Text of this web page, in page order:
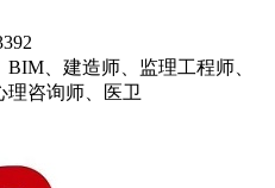
、建造师、监理工程师、
理咨询师、医卫